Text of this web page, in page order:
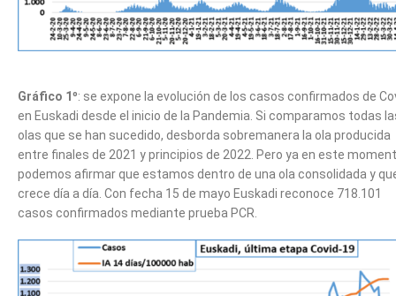
Gráfico 1º: se expone la evolución de los casos confirmados de
en Euskadi desde el inicio de la Pandemia. Si comparamos todas
olas que se han sucedido, desborda sobremanera la ola producida
entre finales de 2021 y principios de 2022. Pero ya en este
podemos afirmar que estamos dentro de una ola consolidada y
crece día a día. Con fecha 15 de mayo Euskadi reconoce 718.101
casos confirmados mediante prueba PCR.